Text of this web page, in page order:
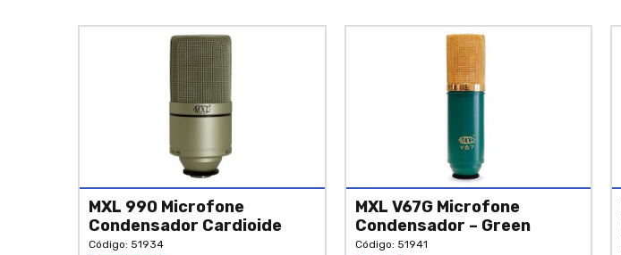
MXL 990 Microfone
Condensador Cardioide
Código: 51934
MXL V67G Microfone
Condensador – Green
Código: 51941